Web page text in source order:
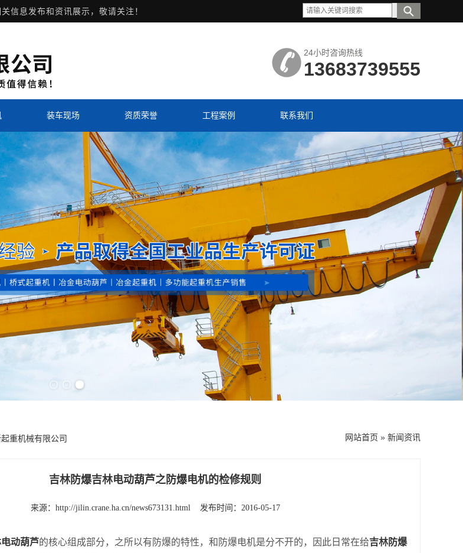
信息发布和资讯展示，敬请关注！
24小时咨询热线
13683739555
装车现场 资质荣誉 工程案例 联系我们
重机械有限公司 网站首页 » 新闻资讯
吉林防爆吉林电动葫芦之防爆电机的检修规则
来源： http://jilin.crane.ha.cn/news673131.html 发布时间：2016-05-17
动葫芦的核心组成部分，之所以有防爆的特性，和防爆电机是分不开的，因此日常在给吉林防爆